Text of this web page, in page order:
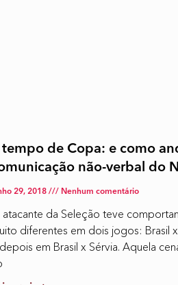
tempo de Copa: e como
não-verbal do
29, 2018 Nenhum comentário
da Seleção teve
diferentes em dois jogos: Brasil
em Brasil x Sérvia. Aquela